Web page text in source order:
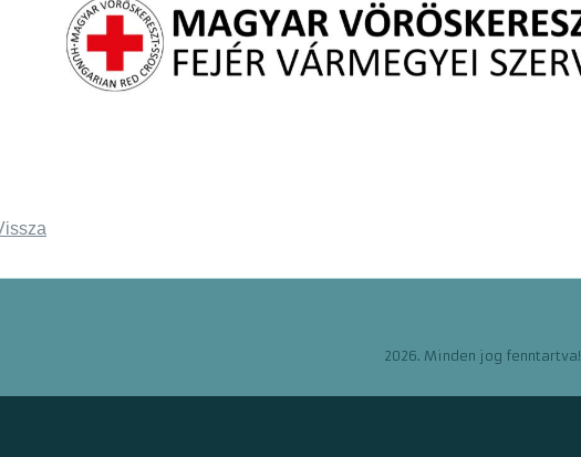
2026. Minden jog fenntartva!